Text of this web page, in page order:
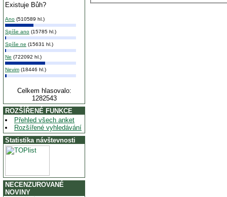
Existuje Bůh?
Ano (510589 hl.)
Spíše ano (15785 hl.)
Spíše ne (15631 hl.)
Ne (722092 hl.)
Nevim (18446 hl.)
Celkem hlasovalo:
1282543
ROZŠÍŘENÉ FUNKCE
Přehled všech anket
Rozšířené vyhledávání
Statistika návštevnosti
NECENZUROVANÉ
NOVINY